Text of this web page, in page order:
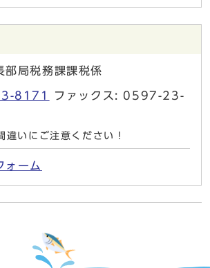
部局税務課課税係
8171
ファックス: 0597-23-
違いにご注意ください！
ォーム